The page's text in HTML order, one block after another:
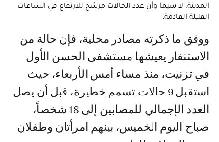
المدينة، لا سيما وأن عدد الحالات مرشح للارتفاع في الساعات
القليلة القادمة.
ووفق ما ذكرته مصادر محلية، فإن حالة من
الاستنفار يعيشها مستشفى الحسن الأول
في تزنيت، منذ مساء أمس الأربعاء، حيث
استقبل 9 حالات تسمم خطيرة، قبل أن يصل
العدد الإجمالي للمصابين إلى 18 شخصاً،
صباح اليوم الخميس، بينهم امرأتان وطفلان